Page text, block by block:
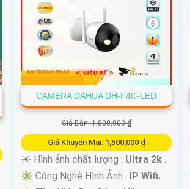
CAMERA DAHUA DH-F4C-LED
Giá Bán: 1,800,000 ₫
Giá Khuyến Mại: 1,500,000 ₫
☀️ Hình ảnh chất lượng : Ultra 2k .
✳️ Công Nghệ Hình Ảnh : IP Wifi.